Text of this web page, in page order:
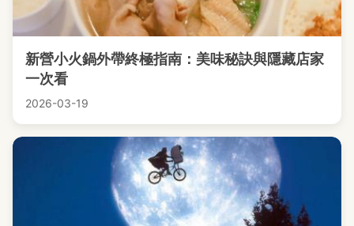
新營小火鍋外帶終極指南：美味秘訣與隱藏店家
一次看
2026-03-19